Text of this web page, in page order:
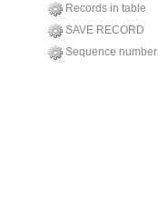
Records in table
SAVE RECORD
Sequence number